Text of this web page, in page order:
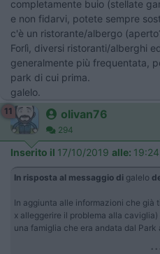
completamente buio (stellate
e non fidarvi, potete sempre
c'è un ristorante/albergo
Forlì, diversi ristoranti/alberghi
generalmente più frequentata,
park di cui prima.
galelo.
11 olivan76
294
Inserito il 17/10/2019 alle:
In risposta al messaggio di galelo
In aggiunta alle informazioni che già
x alleggerire il problema alla
una famiglia che era andata dal